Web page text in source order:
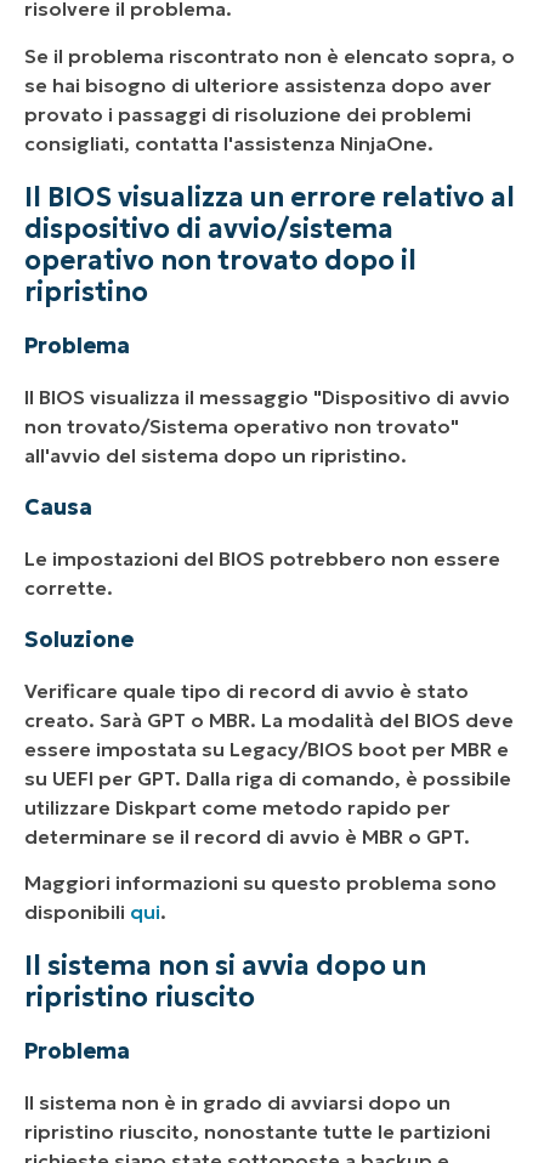
risolvere il problema.
Se il problema riscontrato non è elencato sopra, o
se hai bisogno di ulteriore assistenza dopo aver
provato i passaggi di risoluzione dei problemi
consigliati, contatta l'assistenza NinjaOne.
Il BIOS visualizza un errore relativo al
dispositivo di avvio/sistema
operativo non trovato dopo il
ripristino
Problema
Il BIOS visualizza il messaggio "Dispositivo di avvio
non trovato/Sistema operativo non trovato"
all'avvio del sistema dopo un ripristino.
Causa
Le impostazioni del BIOS potrebbero non essere
corrette.
Soluzione
Verificare quale tipo di record di avvio è stato
creato. Sarà GPT o MBR. La modalità del BIOS deve
essere impostata su Legacy/BIOS boot per MBR e
su UEFI per GPT. Dalla riga di comando, è possibile
utilizzare Diskpart come metodo rapido per
determinare se il record di avvio è MBR o GPT.
Maggiori informazioni su questo problema sono
disponibili qui.
Il sistema non si avvia dopo un
ripristino riuscito
Problema
Il sistema non è in grado di avviarsi dopo un
ripristino riuscito, nonostante tutte le partizioni